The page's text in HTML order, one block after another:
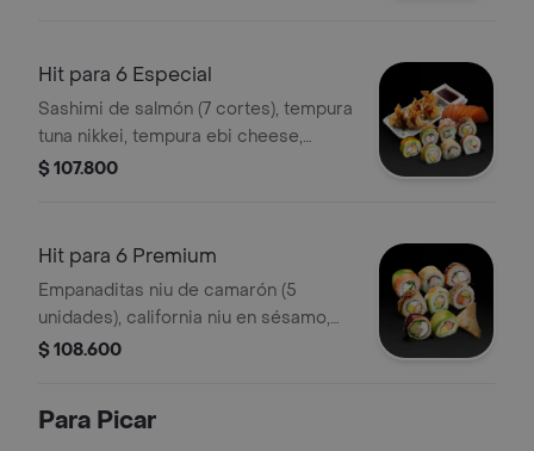
Hit para 6 Especial
Sashimi de salmón (7 cortes), tempura
tuna nikkei, tempura ebi cheese,
samurai tempura, hot salmón, almond
$ 107.800
Hit para 6 Premium
Empanaditas niu de camarón (5
unidades), california niu en sésamo,
ebi oriental (sin arroz), avocado
$ 108.600
Para Picar